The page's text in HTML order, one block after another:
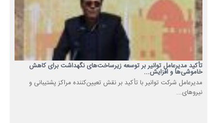
تأکید مدیرعامل توانیر بر توسعه زیرساخت‌های نگهداشت برای کاهش
خاموشی‌ها و افزایش...
مدیرعامل شرکت توانیر با تأکید بر نقش تعیین‌کننده مراکز پشتیبانی و
نیروهای...